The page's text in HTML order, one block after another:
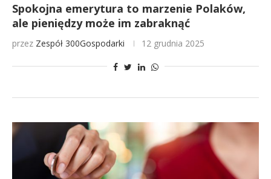
Spokojna emerytura to marzenie Polaków,
ale pieniędzy może im zabraknąć
przez Zespół 300Gospodarki 12 grudnia 2025